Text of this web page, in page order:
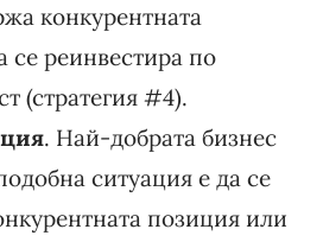
конкурентната
се реинвестира по
(стратегия #4).
. Най-добрата бизнес
ситуация е да се
позиция или